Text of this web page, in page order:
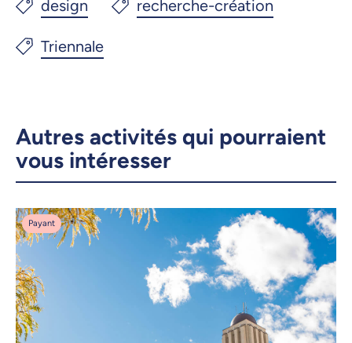
Autres activités qui pourraient
vous intéresser
Payant